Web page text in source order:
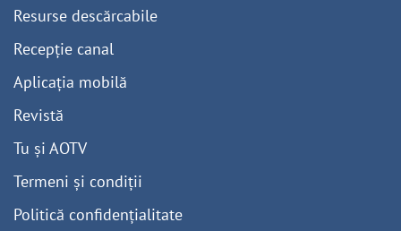
Resurse descărcabile
Recepție canal
Aplicația mobilă
Revistă
Tu și AOTV
Termeni și condiții
Politică confidențialitate